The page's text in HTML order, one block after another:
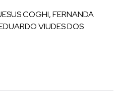
COGHI, FERNANDA
VIUDES DOS